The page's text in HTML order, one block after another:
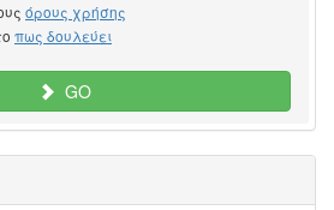
όρους χρήσης
πως δουλεύει
GO